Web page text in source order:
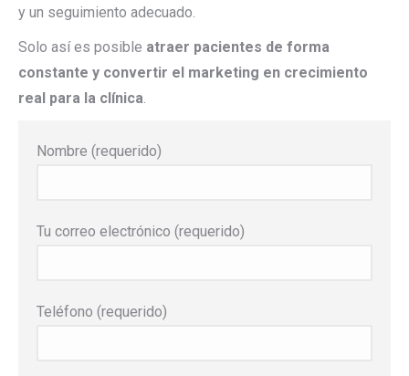
y un seguimiento adecuado.
Solo así es posible atraer pacientes de forma
constante y convertir el marketing en crecimiento
real para la clínica.
Nombre (requerido)
Tu correo electrónico (requerido)
Teléfono (requerido)